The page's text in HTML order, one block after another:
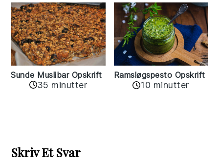
Sunde Muslibar Opskrift
35 minutter
Ramsløgspesto Opskrift
10 minutter
Interactions
Skriv Et Svar